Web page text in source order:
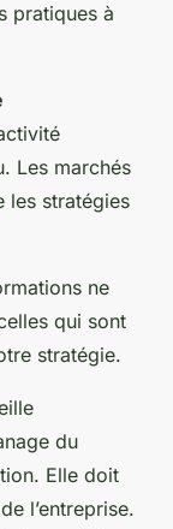
pratiques à
Les marchés
les stratégies
ne
qui sont
stratégie.
du
Elle doit
l’entreprise.